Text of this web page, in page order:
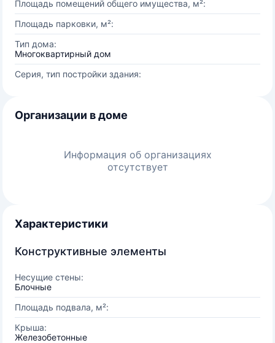
Площадь помещений общего имущества, м²:
Площадь парковки, м²:
Тип дома:
Многоквартирный дом
Серия, тип постройки здания:
Организации в доме
Информация об организациях
отсутствует
Характеристики
Конструктивные элементы
Несущие стены:
Блочные
Площадь подвала, м²:
Крыша:
Железобетонные